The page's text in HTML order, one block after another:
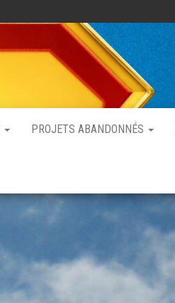
PROJETS ABANDONNÉS